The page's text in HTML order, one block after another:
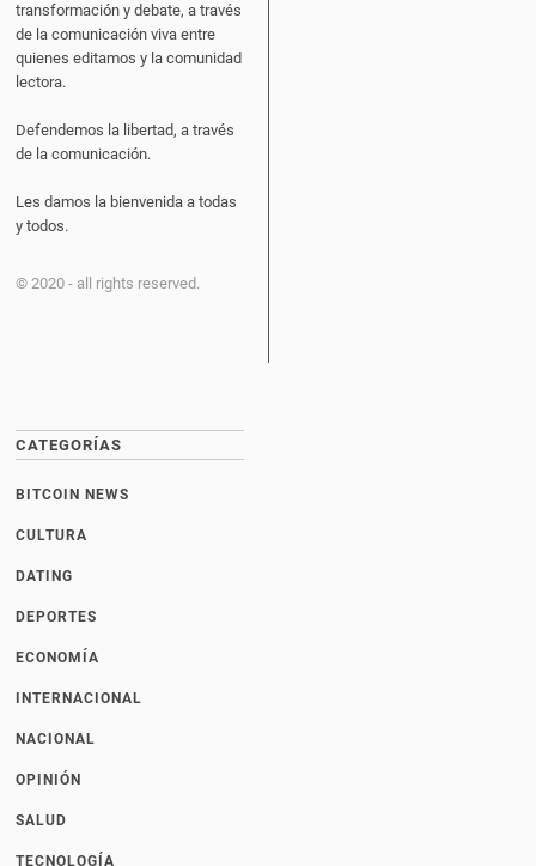
transformación y debate, a través
de la comunicación viva entre
quienes editamos y la comunidad
lectora.
Defendemos la libertad, a través
de la comunicación.
Les damos la bienvenida a todas
y todos.
© 2020 - all rights reserved.
CATEGORÍAS
BITCOIN NEWS
CULTURA
DATING
DEPORTES
ECONOMÍA
INTERNACIONAL
NACIONAL
OPINIÓN
SALUD
TECNOLOGÍA